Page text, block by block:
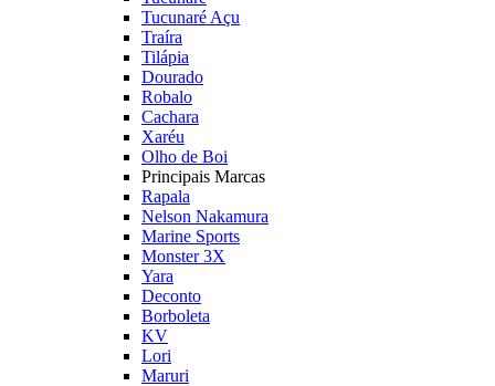
Tucunaré Açu
Traíra
Tilápia
Dourado
Robalo
Cachara
Xaréu
Olho de Boi
Principais Marcas
Rapala
Nelson Nakamura
Marine Sports
Monster 3X
Yara
Deconto
Borboleta
KV
Lori
Maruri